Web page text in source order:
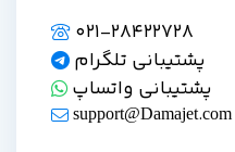
021-28422728
پشتیبانی تلگرام
پشتیبانی واتساپ
support@Damajet.com